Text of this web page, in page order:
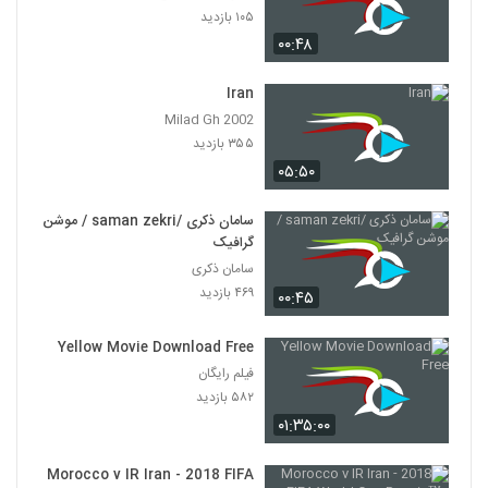
atacar a los cristianos por los
difusores islámicos
۱۶ بازدید
۰۰:۴۸
۱۰۵ بازدید
۰۵:۵۰
Iran
Milad Gh 2002
۳۵۵ بازدید
۰۰:۴۵
سامان ذکری /saman zekri / موشن
گرافیک
سامان ذکری
۴۶۹ بازدید
۰۱:۳۵:۰۰
Yellow Movie Download Free
فیلم رایگان
۵۸۲ بازدید
Morocco v IR Iran - 2018 FIFA